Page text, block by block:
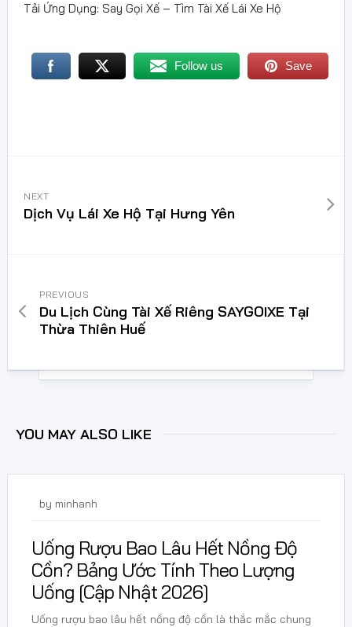
Tải Ứng Dụng: Say Gọi Xế – Tìm Tài Xế Lái Xe Hộ
Follow us Save
NEXT
Dịch Vụ Lái Xe Hộ Tại Hưng Yên
PREVIOUS
Du Lịch Cùng Tài Xế Riêng SAYGOIXE Tại
Thừa Thiên Huế
YOU MAY ALSO LIKE
by minhanh
Uống Rượu Bao Lâu Hết Nồng Độ
Cồn? Bảng Ước Tính Theo Lượng
Uống [Cập Nhật 2026]
Uống rượu bao lâu hết nồng độ cồn là thắc mắc chung